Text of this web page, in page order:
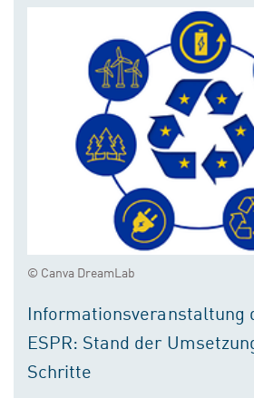
© Canva DreamLab
Informationsveranstaltung
ESPR: Stand der
Schritte